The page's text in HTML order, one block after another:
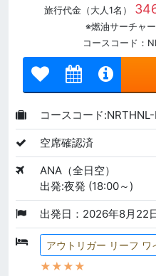
旅行代金（大人1名）
※燃油サーチャ
コースコード：
コースコード
空席確認済
ANA（全日空）
出発:夜発 (18:00～)
出発日：2026年8月22
アウトリガー リーフ ワ
★★★★